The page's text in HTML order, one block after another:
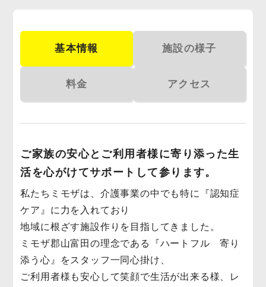
基本情報 施設の様子
料金 アクセス
ご家族の安心とご利用者様に寄り添った生
活を心がけてサポートして参ります。
私たちミモザは、介護事業の中でも特に『認知症
ケア』に力を入れており
地域に根ざす施設作りを目指してきました。
ミモザ郡山富田の理念である『ハートフル 寄り
添う心』をスタッフ一同心掛け、
ご利用者様も安心して笑顔で生活が出来る様、レ